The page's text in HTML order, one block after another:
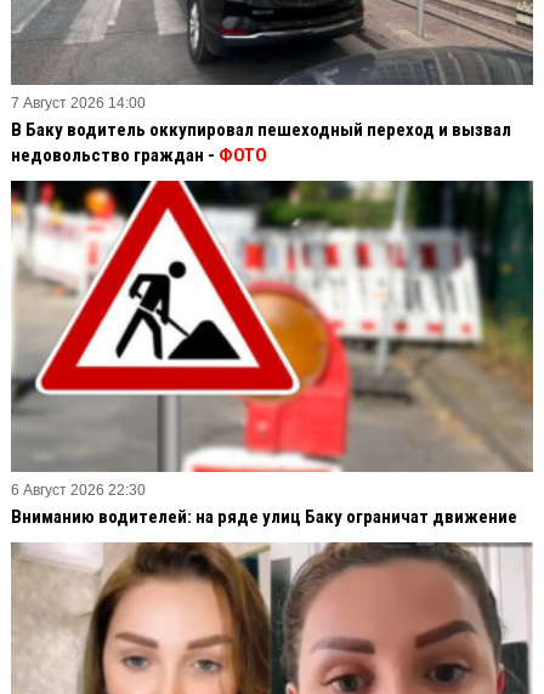
7 Август 2026 14:00
В Баку водитель оккупировал пешеходный переход и вызвал
недовольство граждан - ФОТО
6 Август 2026 22:30
Вниманию водителей: на ряде улиц Баку ограничат движение